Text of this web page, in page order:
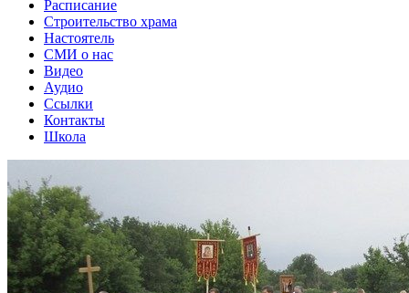
Расписание
Строительство храма
Настоятель
СМИ о нас
Видео
Аудио
Ссылки
Контакты
Школа